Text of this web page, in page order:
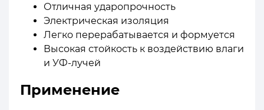
Отличная ударопрочность
Электрическая изоляция
Легко перерабатывается и формуется
Высокая стойкость к воздействию влаги
и УФ-лучей
Применение